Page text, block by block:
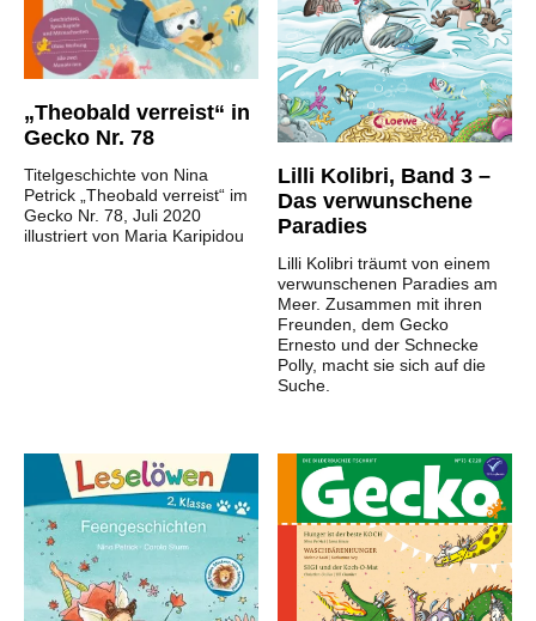
„Theobald verreist“ in
Gecko Nr. 78
Titelgeschichte von Nina
Petrick „Theobald verreist“ im
Gecko Nr. 78, Juli 2020
illustriert von Maria Karipidou
Lilli Kolibri, Band 3 –
Das verwunschene
Paradies
Lilli Kolibri träumt von einem
verwunschenen Paradies am
Meer. Zusammen mit ihren
Freunden, dem Gecko
Ernesto und der Schnecke
Polly, macht sie sich auf die
Suche.